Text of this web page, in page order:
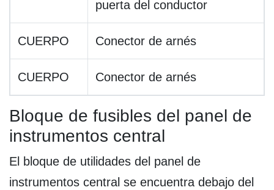
puerta del conductor
CUERPO Conector de arnés
CUERPO Conector de arnés
Bloque de fusibles del panel de
instrumentos central
El bloque de utilidades del panel de
instrumentos central se encuentra debajo del